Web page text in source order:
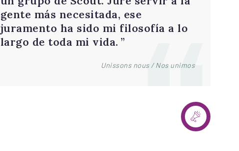
gente más necesitada, ese
juramento ha sido mi filosofía a lo
largo de toda mi vida.
Unissons nous / Nos unimos